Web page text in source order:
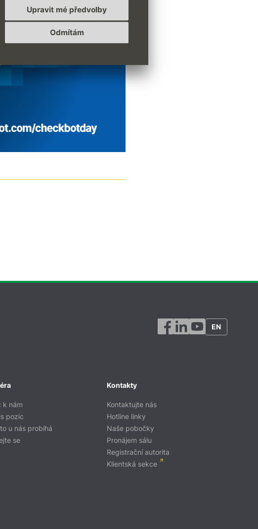
Odmítám
Upravit mé předvolby
EN
k nám
pozic
u nás probíhá
se
Kontakty
Kontaktujte nás
Hotline linky
Naše pobočky
Pronájem sálu
Registrační autorita
Klientská sekce